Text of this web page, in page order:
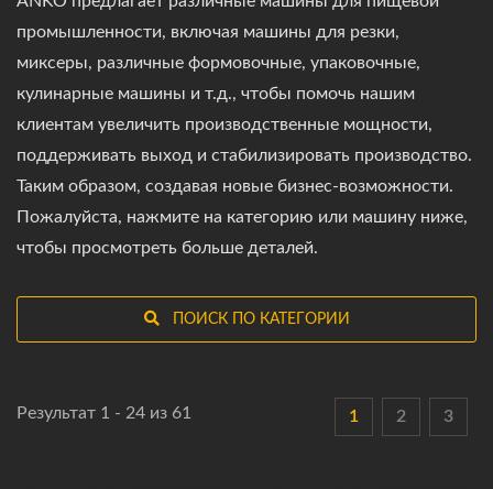
промышленности, включая машины для резки,
миксеры, различные формовочные, упаковочные,
кулинарные машины и т.д., чтобы помочь нашим
клиентам увеличить производственные мощности,
поддерживать выход и стабилизировать производство.
Таким образом, создавая новые бизнес-возможности.
Пожалуйста, нажмите на категорию или машину ниже,
чтобы просмотреть больше деталей.
ПОИСК ПО КАТЕГОРИИ
Результат 1 - 24 из 61 1 2 3